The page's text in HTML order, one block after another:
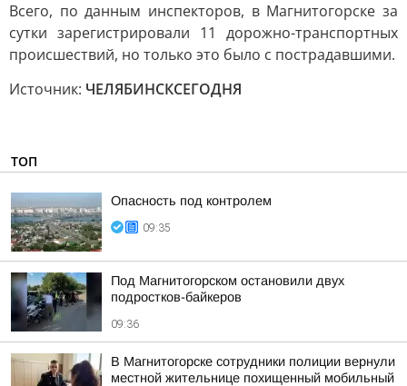
Всего, по данным инспекторов, в Магнитогорске за
сутки зарегистрировали 11 дорожно-транспортных
происшествий, но только это было с пострадавшими.
Источник: ЧЕЛЯБИНСКСЕГОДНЯ
ТОП
Опасность под контролем
09:35
Под Магнитогорском остановили двух
подростков-байкеров
09:36
В Магнитогорске сотрудники полиции вернули
местной жительнице похищенный мобильный